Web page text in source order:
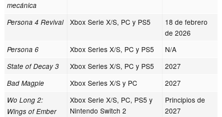
mecánica
Persona 4 Revival Xbox Serie X/S, PC y PS5
18 de febrero
de 2026
Persona 6 Xbox Series X/S, PC y PS5 N/A
State of Decay 3 Xbox Series X/S, PC y PS5 2027
Bad Magpie Xbox Series X/S y PC 2027
Wo Long 2:
Wings of Ember
Xbox Serie X/S, PC, PS5 y
Nintendo Switch 2
Principios de
2027